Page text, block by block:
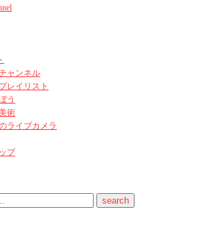
ャンネル
レイリスト
う
術
ライブカメラ
プ